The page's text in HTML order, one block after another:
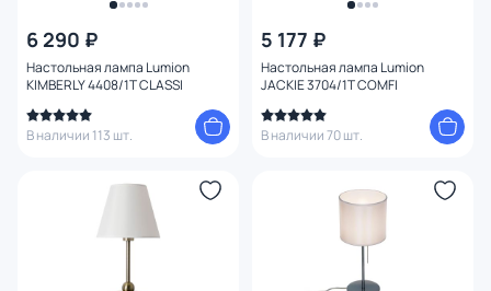
6 290 ₽
Настольная лампа Lumion
KIMBERLY 4408/1T CLASSI
В наличии 113 шт.
5 177 ₽
Настольная лампа Lumion
JACKIE 3704/1T COMFI
В наличии 70 шт.